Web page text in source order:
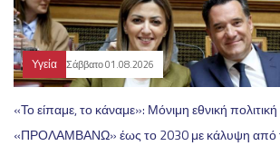
Υγεία Σάββατο 01.08.2026
«Το είπαμε, το κάναμε»: Μόνιμη εθνική
«ΠΡΟΛΑΜΒΑΝΩ» έως το 2030 με κάλυψη από